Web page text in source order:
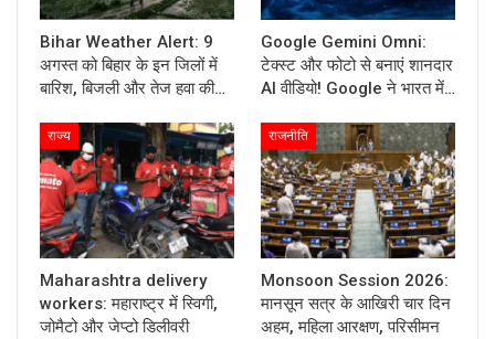
Bihar Weather Alert: 9
अगस्त को बिहार के इन जिलों में
बारिश, बिजली और तेज हवा की…
Google Gemini Omni:
टेक्स्ट और फोटो से बनाएं शानदार
AI वीडियो! Google ने भारत में…
राज्य
Maharashtra delivery
workers: महाराष्ट्र में स्विगी,
जोमैटो और जेप्टो डिलीवरी
राजनीति
Monsoon Session 2026:
मानसून सत्र के आखिरी चार दिन
अहम, महिला आरक्षण, परिसीमन